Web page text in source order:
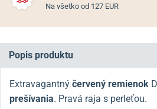
Na všetko od 127 EUR
Popis produktu
Extravagantný červený remienok
prešívania. Pravá raja s perleťou.